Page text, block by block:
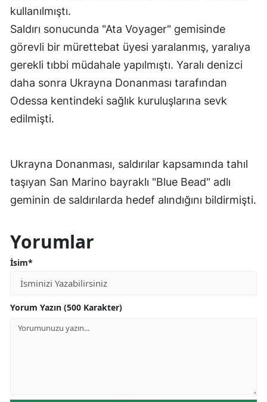
kullanılmıştı.
Saldırı sonucunda "Ata Voyager" gemisinde
görevli bir mürettebat üyesi yaralanmış, yaralıya
gerekli tıbbi müdahale yapılmıştı. Yaralı denizci
daha sonra Ukrayna Donanması tarafından
Odessa kentindeki sağlık kuruluşlarına sevk
edilmişti.
Ukrayna Donanması, saldırılar kapsamında tahıl
taşıyan San Marino bayraklı "Blue Bead" adlı
geminin de saldırılarda hedef alındığını bildirmişti.
Yorumlar
İsim*
Yorum Yazın (500 Karakter)